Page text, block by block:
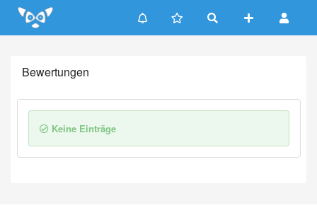
Update cookies preferences
Bewertungen
Keine Einträge